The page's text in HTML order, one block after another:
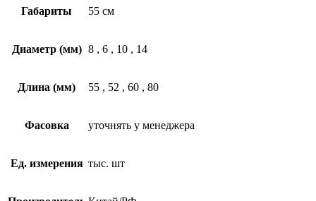
Габариты 55 см
Диаметр (мм) 8 , 6 , 10 , 14
Длина (мм) 55 , 52 , 60 , 80
Фасовка уточнять у менеджера
Ед. измерения тыс. шт